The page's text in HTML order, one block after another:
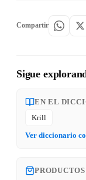
Compartir
Sigue
EN EL
Krill
Ver diccionario